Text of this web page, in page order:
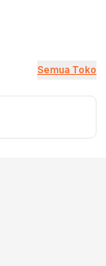
Semua Toko